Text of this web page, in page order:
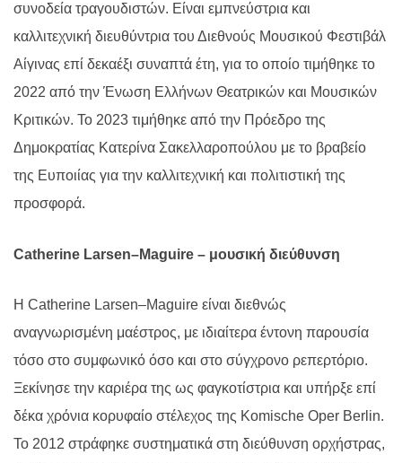
συνοδεία τραγουδιστών. Είναι εμπνεύστρια και
καλλιτεχνική διευθύντρια του Διεθνούς Μουσικού Φεστιβάλ
Αίγινας επί δεκαέξι συναπτά έτη, για το οποίο τιμήθηκε το
2022 από την Ένωση Ελλήνων Θεατρικών και Μουσικών
Κριτικών. Το 2023 τιμήθηκε από την Πρόεδρο της
Δημοκρατίας Κατερίνα Σακελλαροπούλου με το βραβείο
της Ευποιίας για την καλλιτεχνική και πολιτιστική της
προσφορά.
Catherine Larsen–Maguire – μουσική διεύθυνση
Η Catherine Larsen–Maguire είναι διεθνώς
αναγνωρισμένη μαέστρος, με ιδιαίτερα έντονη παρουσία
τόσο στο συμφωνικό όσο και στο σύγχρονο ρεπερτόριο.
Ξεκίνησε την καριέρα της ως φαγκοτίστρια και υπήρξε επί
δέκα χρόνια κορυφαίο στέλεχος της Komische Oper Berlin.
Το 2012 στράφηκε συστηματικά στη διεύθυνση ορχήστρας,